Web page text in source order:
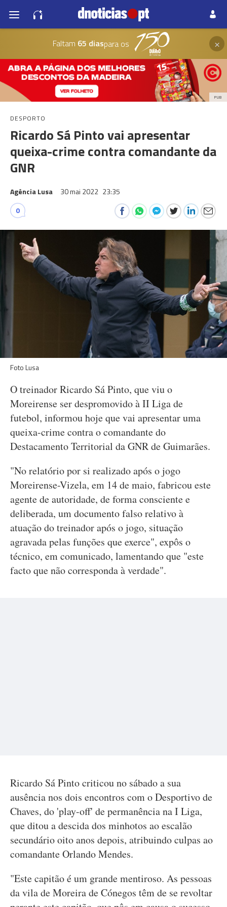
Faltam 65 diaspara os ×
PUB
DESPORTO
Ricardo Sá Pinto vai apresentar
queixa-crime contra comandante da
GNR
Agência Lusa 30 mai 2022 23:35
0
Foto Lusa
O treinador Ricardo Sá Pinto, que viu o
Moreirense ser despromovido à II Liga de
futebol, informou hoje que vai apresentar uma
queixa-crime contra o comandante do
Destacamento Territorial da GNR de Guimarães.
"No relatório por si realizado após o jogo
Moreirense-Vizela, em 14 de maio, fabricou este
agente de autoridade, de forma consciente e
deliberada, um documento falso relativo à
atuação do treinador após o jogo, situação
agravada pelas funções que exerce", expôs o
técnico, em comunicado, lamentando que "este
facto que não corresponda à verdade".
Ricardo Sá Pinto criticou no sábado a sua
ausência nos dois encontros com o Desportivo de
Chaves, do 'play-off' de permanência na I Liga,
que ditou a descida dos minhotos ao escalão
secundário oito anos depois, atribuindo culpas ao
comandante Orlando Mendes.
"Este capitão é um grande mentiroso. As pessoas
da vila de Moreira de Cónegos têm de se revoltar